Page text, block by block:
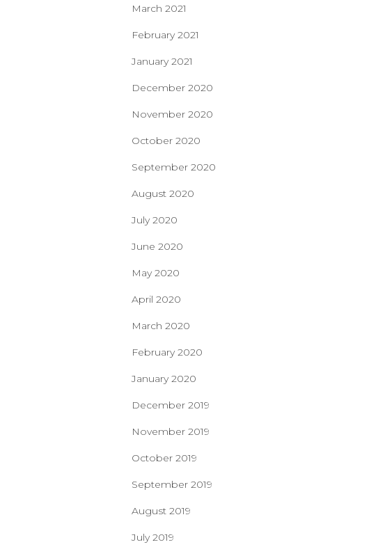
March 2021
February 2021
January 2021
December 2020
November 2020
October 2020
September 2020
August 2020
July 2020
June 2020
May 2020
April 2020
March 2020
February 2020
January 2020
December 2019
November 2019
October 2019
September 2019
August 2019
July 2019